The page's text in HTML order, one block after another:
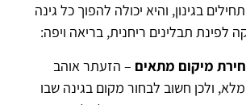
בגינון, והיא יכולה להפוך כל גינה
לפינת תבלינים ריחנית, בריאה ויפה:
– הזעתר אוהב
ולכן חשוב לבחור מקום בגינה שבו